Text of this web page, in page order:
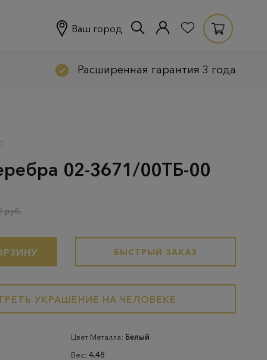
Ваш город
Расширенная гарантия 3 года
02-3671/00ТБ-00
руб.
БЫСТРЫЙ ЗАКАЗ
УКРАШЕНИЕ НА ЧЕЛОВЕКЕ
Цвет Металла: Белый
Вес: 4.48